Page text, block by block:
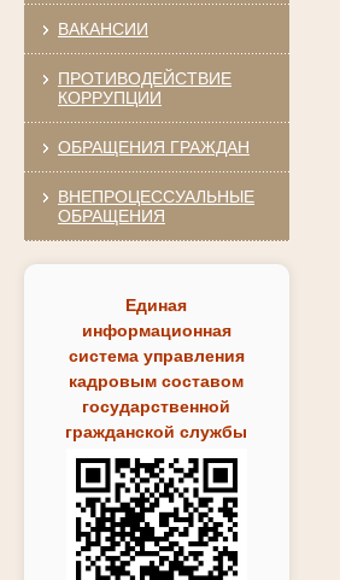
ВАКАНСИИ
ПРОТИВОДЕЙСТВИЕ
КОРРУПЦИИ
ОБРАЩЕНИЯ ГРАЖДАН
ВНЕПРОЦЕССУАЛЬНЫЕ
ОБРАЩЕНИЯ
Единая
информационная
система управления
кадровым составом
государственной
гражданской службы